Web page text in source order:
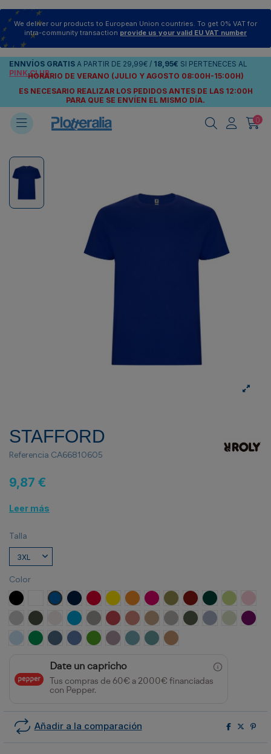
We deliver our products to European Union countries. To get 0% VAT for
intra-community transaction provide us your valid EU VAT number
ENNVÍOS GRATIS A PARTIR DE 29,99€ / 18,95€ SI PERTENECES AL
PINK CLUB
HORARIO DE VERANO (JULIO Y AGOSTO 08:00H-15:00H)
ES NECESARIO REALIZAR LOS PEDIDOS ANTES DE LAS 12:00H
PARA QUE SE ENVÍEN EL MISMO DÍA.
0
STAFFORD
Referencia CA66810605
9,87 €
Leer más
Talla
Color
NEGRO BLANCOROYAL MARINOROJO AMARILLONARANJAROSETONVERDE MILITAR
GRANATEVERDE BOTELLA
VERDE
GRIS VIGOREPLOMO OSCURO
BLANCO VINTAGE
TURQUESA
OPALO ROJO CRISANTEMO
NARANJA CLAY
ARENA GRIS PIEDRAVERDE AVENTURA
AZUL ZENVERDE
CELESTEVERDE KELLY
AZUL DENIMAZUL RIVIERA
VERDE GRASS
LAVANDAAZUL LAVADO
AZUL DUSTYNARANJA GREEK
Date un capricho
Tus compras de 60€ a 2000€ financiadas
con Pepper.
Añadir a la comparación